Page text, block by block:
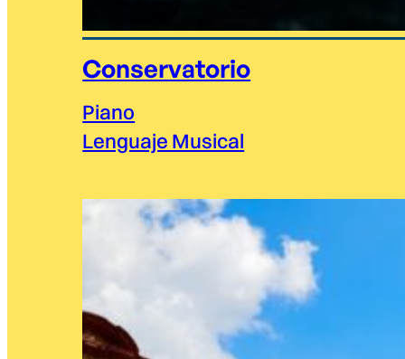
Conservatorio
Piano
Lenguaje Musical